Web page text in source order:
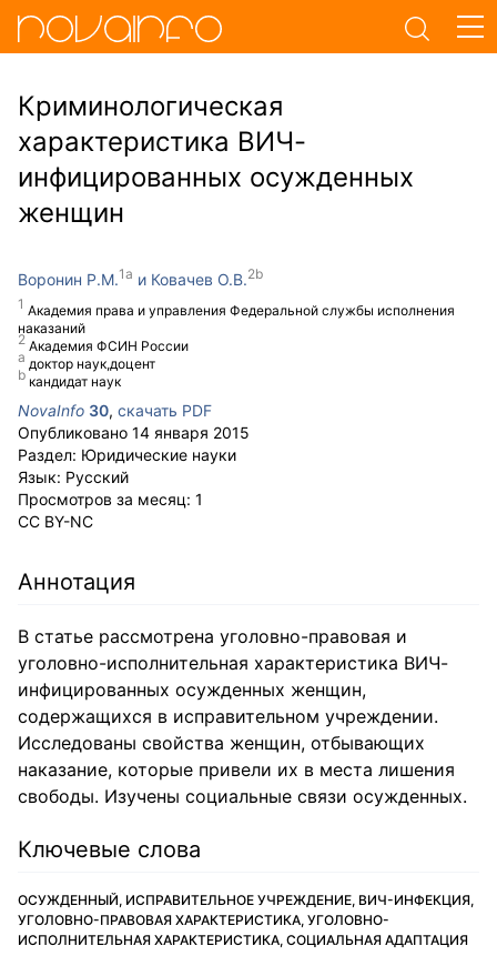
Криминологическая
характеристика ВИЧ-
инфицированных осужденных
женщин
Воронин Р.М.
Академия права и управления Федеральной службы исполнения
наказаний
доктор наук,доцент
Ковачев О.В.
Академия ФСИН России
кандидат наук
NovaInfo 30, скачать PDF
Опубликовано 14 января 2015
Раздел: Юридические науки
Язык: Русский
Просмотров за месяц: 1
CC BY-NC
Аннотация
В статье рассмотрена уголовно-правовая и
уголовно-исполнительная характеристика ВИЧ-
инфицированных осужденных женщин,
содержащихся в исправительном учреждении.
Исследованы свойства женщин, отбывающих
наказание, которые привели их в места лишения
свободы. Изучены социальные связи осужденных.
Ключевые слова
ОСУЖДЕННЫЙ, ИСПРАВИТЕЛЬНОЕ УЧРЕЖДЕНИЕ, ВИЧ-ИНФЕКЦИЯ,
УГОЛОВНО-ПРАВОВАЯ ХАРАКТЕРИСТИКА, УГОЛОВНО-
ИСПОЛНИТЕЛЬНАЯ ХАРАКТЕРИСТИКА, СОЦИАЛЬНАЯ АДАПТАЦИЯ